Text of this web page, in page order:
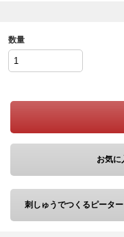
数量
お気に
刺しゅうでつくるピータ